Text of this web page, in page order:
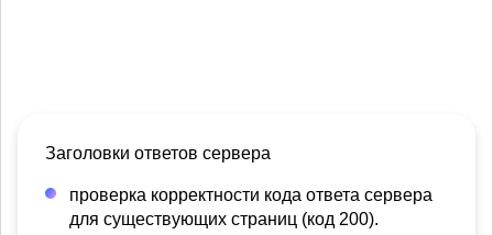
Заголовки ответов сервера
проверка корректности кода ответа сервера
для существующих страниц (код 200).